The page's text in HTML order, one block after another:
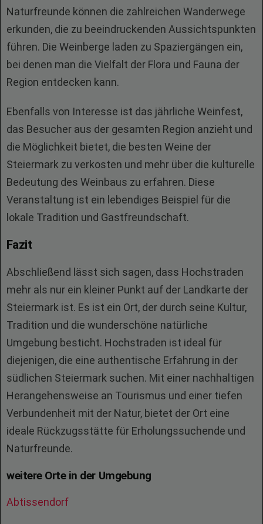
Naturfreunde können die zahlreichen Wanderwege
erkunden, die zu beeindruckenden Aussichtspunkten
führen. Die Weinberge laden zu Spaziergängen ein,
bei denen man die Vielfalt der Flora und Fauna der
Region entdecken kann.
Ebenfalls von Interesse ist das jährliche Weinfest,
das Besucher aus der gesamten Region anzieht und
die Möglichkeit bietet, die besten Weine der
Steiermark zu verkosten und mehr über die kulturelle
Bedeutung des Weinbaus zu erfahren. Diese
Veranstaltung ist ein lebendiges Beispiel für die
lokale Tradition und Gastfreundschaft.
Fazit
Abschließend lässt sich sagen, dass Hochstraden
mehr als nur ein kleiner Punkt auf der Landkarte der
Steiermark ist. Es ist ein Ort, der durch seine Kultur,
Tradition und die wunderschöne natürliche
Umgebung besticht. Hochstraden ist ideal für
diejenigen, die eine authentische Erfahrung in der
südlichen Steiermark suchen. Mit einer nachhaltigen
Herangehensweise an Tourismus und einer tiefen
Verbundenheit mit der Natur, bietet der Ort eine
ideale Rückzugsstätte für Erholungssuchende und
Naturfreunde.
weitere Orte in der Umgebung
Abtissendorf